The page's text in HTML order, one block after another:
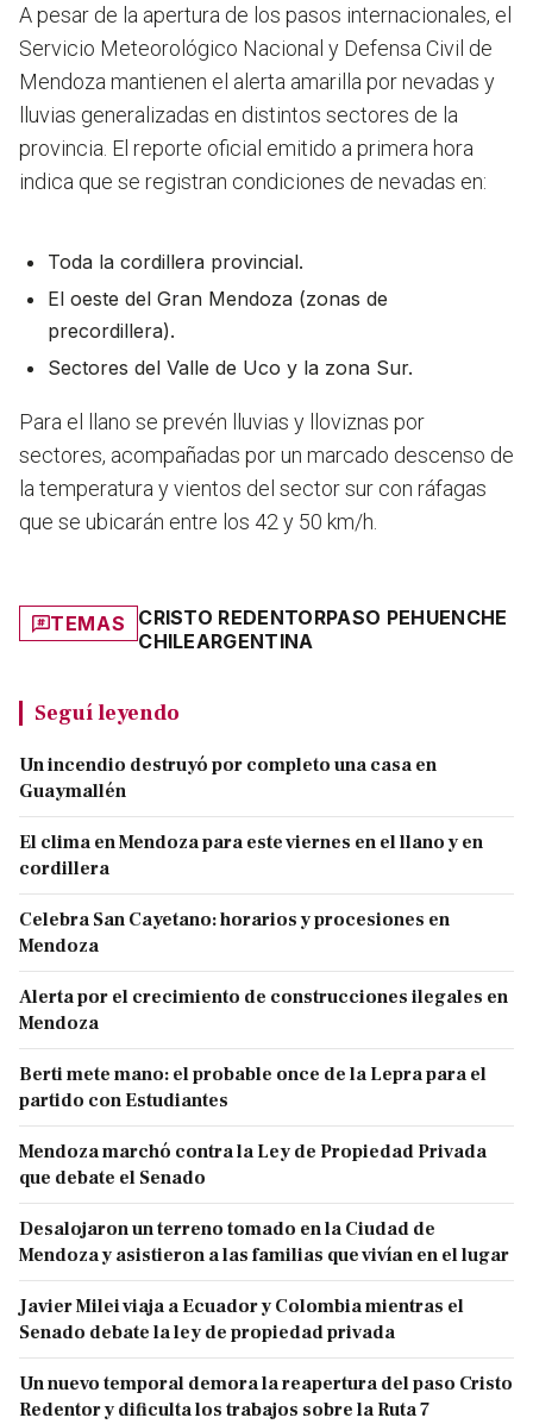
A pesar de la apertura de los pasos internacionales, el
Servicio Meteorológico Nacional y Defensa Civil de
Mendoza mantienen el alerta amarilla por nevadas y
lluvias generalizadas en distintos sectores de la
provincia. El reporte oficial emitido a primera hora
indica que se registran condiciones de nevadas en:
Toda la cordillera provincial.
El oeste del Gran Mendoza (zonas de
precordillera).
Sectores del Valle de Uco y la zona Sur.
Para el llano se prevén lluvias y lloviznas por
sectores, acompañadas por un marcado descenso de
la temperatura y vientos del sector sur con ráfagas
que se ubicarán entre los 42 y 50 km/h.
TEMAS CRISTO REDENTORPASO PEHUENCHE
CHILEARGENTINA
Seguí leyendo
Un incendio destruyó por completo una casa en
Guaymallén
El clima en Mendoza para este viernes en el llano y en
cordillera
Celebra San Cayetano: horarios y procesiones en
Mendoza
Alerta por el crecimiento de construcciones ilegales en
Mendoza
Berti mete mano: el probable once de la Lepra para el
partido con Estudiantes
Mendoza marchó contra la Ley de Propiedad Privada
que debate el Senado
Desalojaron un terreno tomado en la Ciudad de
Mendoza y asistieron a las familias que vivían en el lugar
Javier Milei viaja a Ecuador y Colombia mientras el
Senado debate la ley de propiedad privada
Un nuevo temporal demora la reapertura del paso Cristo
Redentor y dificulta los trabajos sobre la Ruta 7